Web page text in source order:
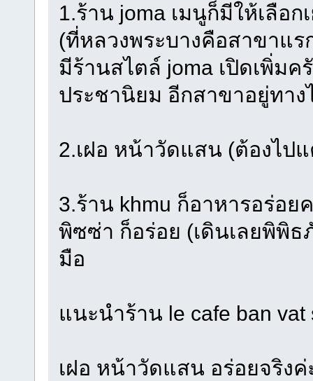
1.ร้าน joma เมนูก็มีให้เลือ
(ที่หลวงพระบางคือสาขาแร
มีร้านสไตล์ joma เปิดเพิ่ม
ประชานิยม อีกสาขาอยู่ทาง
2.เฝอ หน้าวัดแสน (ต้องไป
3.ร้าน khmu ก็อาหารอร่อ
พิซซ่า ก็อร่อย (เดินเลยพิพิ
มือ
แนะนำร้าน le cafe ban
เฝอ หน้าวัดแสน อร่อยจริงค่